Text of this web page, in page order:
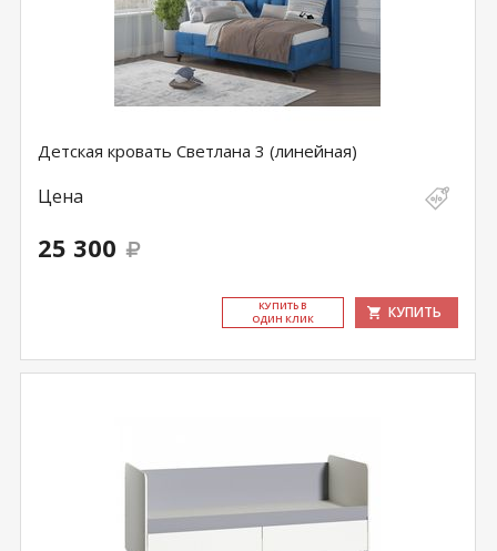
Детская кровать Светлана 3 (линейная)
Цена
25 300
КУ­ПИТЬ В
ОДИН КЛИК
КУПИТЬ